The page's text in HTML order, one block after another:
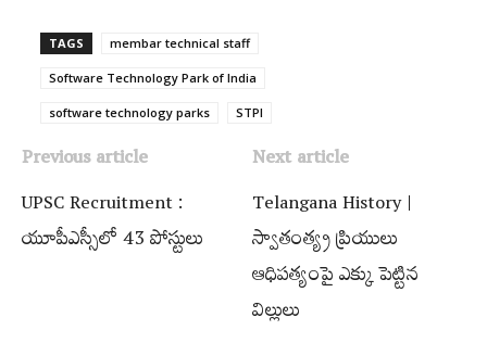
TAGS membar technical staff
Software Technology Park of India
software technology parks STPI
Previous article
UPSC Recruitment :
యూపీఎస్సీలో 43 పోస్టులు
Next article
Telangana History |
స్వాతంత్య్ర ప్రియులు
ఆధిపత్యంపై ఎక్కు పెట్టిన
విల్లులు